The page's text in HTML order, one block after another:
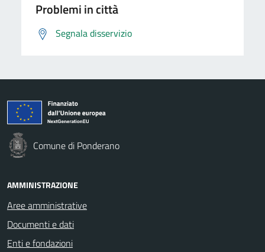
Problemi in città
Segnala disservizio
Comune di Ponderano
AMMINISTRAZIONE
Aree amministrative
Documenti e dati
Enti e fondazioni